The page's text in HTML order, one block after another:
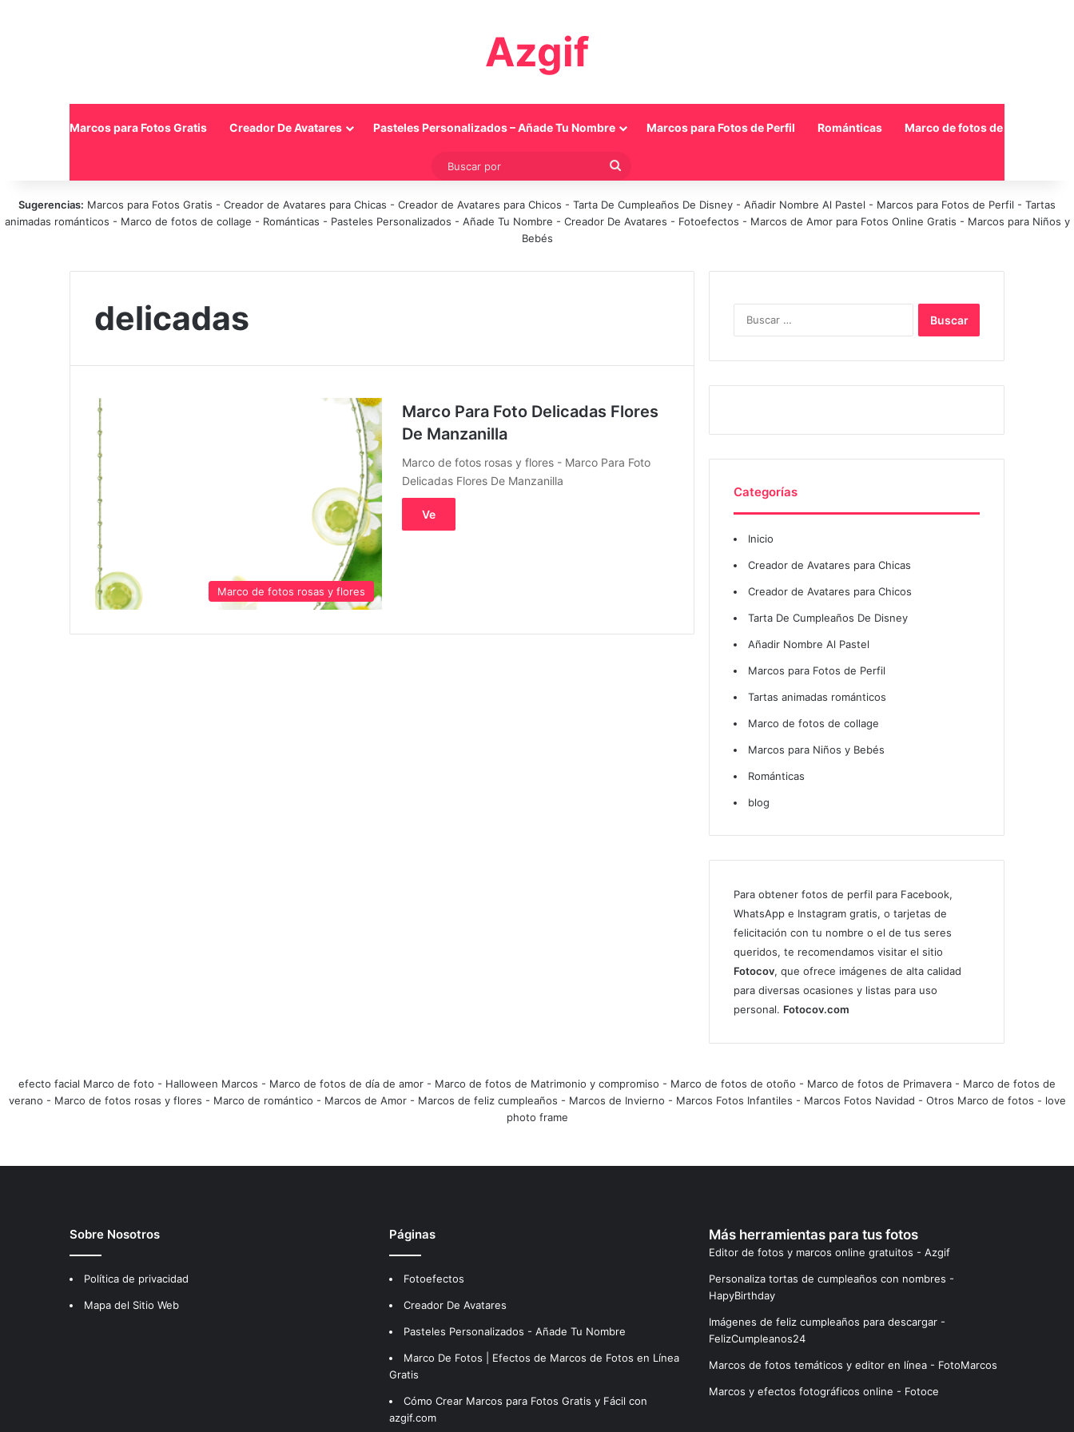
Azgif
Marcos para Fotos Gratis Creador De Avatares Pasteles Personalizados – Añade Tu Nombre Marcos para Fotos de Perfil Románticas Marco de fotos de collage
Buscar
Sugerencias: Marcos para Fotos Gratis - Creador de Avatares para Chicas - Creador de Avatares para Chicos - Tarta De Cumpleaños De Disney - Añadir Nombre Al Pastel - Marcos para Fotos de Perfil - Tartas
animadas románticos - Marco de fotos de collage - Románticas - Pasteles Personalizados - Añade Tu Nombre - Creador De Avatares - Fotoefectos - Marcos de Amor para Fotos Online Gratis - Marcos para Niños y
Bebés
delicadas
Marco de fotos rosas y flores
Marco Para Foto Delicadas Flores
De Manzanilla
Marco de fotos rosas y flores - Marco Para Foto
Delicadas Flores De Manzanilla
Ve
Categorías
Inicio
Creador de Avatares para Chicas
Creador de Avatares para Chicos
Tarta De Cumpleaños De Disney
Añadir Nombre Al Pastel
Marcos para Fotos de Perfil
Tartas animadas románticos
Marco de fotos de collage
Marcos para Niños y Bebés
Románticas
blog
Para obtener fotos de perfil para Facebook,
WhatsApp e Instagram gratis, o tarjetas de
felicitación con tu nombre o el de tus seres
queridos, te recomendamos visitar el sitio
Fotocov, que ofrece imágenes de alta calidad
para diversas ocasiones y listas para uso
personal. Fotocov.com
efecto facial Marco de foto - Halloween Marcos - Marco de fotos de día de amor - Marco de fotos de Matrimonio y compromiso - Marco de fotos de otoño - Marco de fotos de Primavera - Marco de fotos de
verano - Marco de fotos rosas y flores - Marco de romántico - Marcos de Amor- Marcos de feliz cumpleaños - Marcos de Invierno - Marcos Fotos Infantiles - Marcos Fotos Navidad - Otros Marco de fotos - love
photo frame
Sobre Nosotros
Política de privacidad
Mapa del Sitio Web
Páginas
Fotoefectos
Creador De Avatares
Pasteles Personalizados - Añade Tu Nombre
Marco De Fotos | Efectos de Marcos de Fotos en Línea
Gratis
Cómo Crear Marcos para Fotos Gratis y Fácil con
azgif.com
Más herramientas para tus fotos
Editor de fotos y marcos online gratuitos - Azgif
Personaliza tortas de cumpleaños con nombres -
HapyBirthday
Imágenes de feliz cumpleaños para descargar -
FelizCumpleanos24
Marcos de fotos temáticos y editor en línea - FotoMarcos
Marcos y efectos fotográficos online - Fotoce